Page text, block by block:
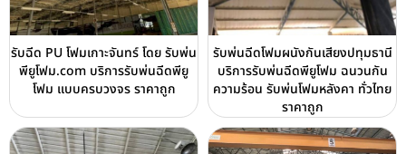
รับฉีด PU โฟมเกาะจันทร์ โดย รับพ่น
พียูโฟม.com บริการรับพ่นฉีดพียู
โฟม แบบครบวงจร ราคาถูก
รับพ่นฉีดโฟมผนังกันเสียงปทุมธานี
บริการรับพ่นฉีดพียูโฟม ฉนวนกัน
ความร้อน รับพ่นโฟมหลังคา ทั่วไทย
ราคาถูก